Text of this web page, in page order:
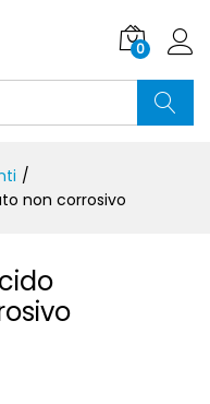
0
/
non corrosivo